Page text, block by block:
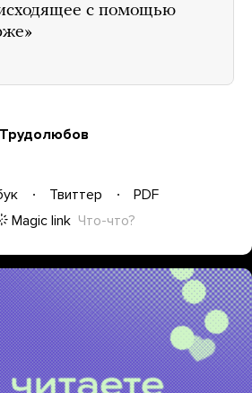
с помощью
Твиттер
PDF
Magic link Что-что?